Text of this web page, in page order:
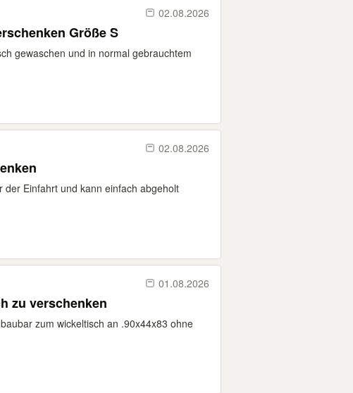
02.08.2026
Größe S
gewaschen und in normal gebrauchtem
02.08.2026
der Einfahrt und kann einfach abgeholt
01.08.2026
zu verschenken
zum wickeltisch an .90x44x83 ohne